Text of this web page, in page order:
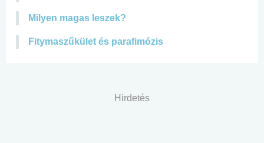
Milyen magas leszek?
Fitymaszűkület és parafimózis
Hirdetés